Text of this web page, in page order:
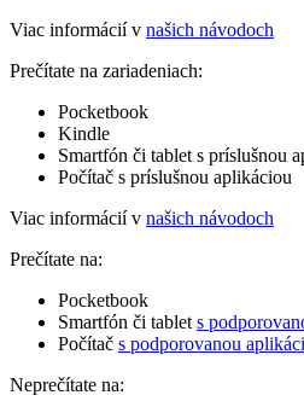
Viac informácií v našich návodoch
Prečítate na zariadeniach:
Pocketbook
Kindle
Smartfón či tablet s príslušnou
Počítač s príslušnou aplikáciou
Viac informácií v našich návodoch
Prečítate na:
Pocketbook
Smartfón či tablet s
Počítač s podporovanou
Neprečítate na: